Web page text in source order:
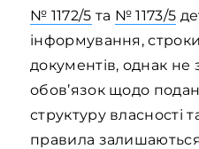
№ 1172/5 та № 1173/5
інформування,
документів, однак не
обов’язок щодо
структуру власності
правила